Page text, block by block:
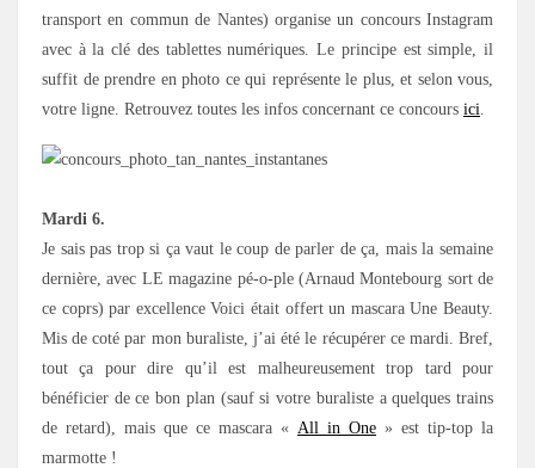
transport en commun de Nantes) organise un concours Instagram
avec à la clé des tablettes numériques. Le principe est simple, il
suffit de prendre en photo ce qui représente le plus, et selon vous,
votre ligne. Retrouvez toutes les infos concernant ce concours ici.
Mardi 6.
Je sais pas trop si ça vaut le coup de parler de ça, mais la semaine
dernière, avec LE magazine pé-o-ple (Arnaud Montebourg sort de
ce coprs) par excellence Voici était offert un mascara Une Beauty.
Mis de coté par mon buraliste, j’ai été le récupérer ce mardi. Bref,
tout ça pour dire qu’il est malheureusement trop tard pour
bénéficier de ce bon plan (sauf si votre buraliste a quelques trains
de retard), mais que ce mascara « All in One » est tip-top la
marmotte !